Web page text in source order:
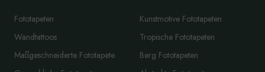
Fototapeten
Wandtattoos
Maßgeschneiderte Fototapete
Kunstmotive Fototapeten
Tropische Fototapeten
Berg Fototapeten